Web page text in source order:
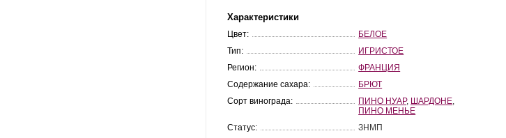
Характеристики
Цвет:
БЕЛОЕ
Тип:
ИГРИСТОЕ
Регион:
ФРАНЦИЯ
Содержание сахара:
БРЮТ
Сорт винограда:
ПИНО НУАР, ШАРДОНЕ
ПИНО МЕНЬЕ
Статус:
ЗНМП